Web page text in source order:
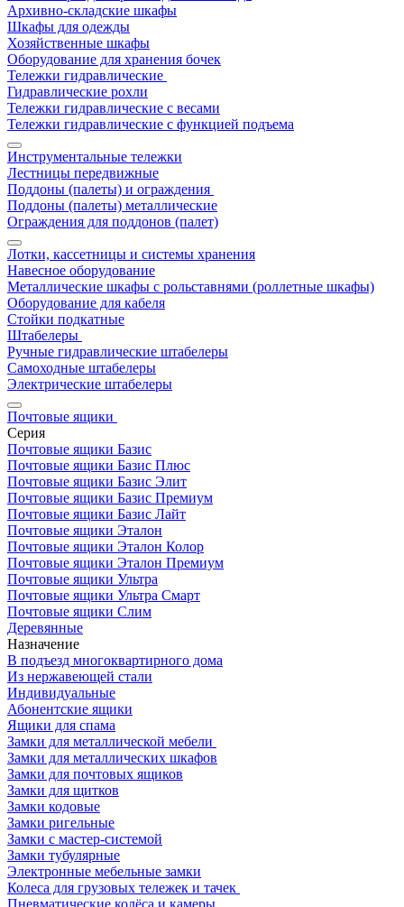
Архивно-складские шкафы
Шкафы для одежды
Хозяйственные шкафы
Оборудование для хранения бочек
Тележки гидравлические
Гидравлические рохли
Тележки гидравлические с весами
Тележки гидравлические с функцией подъема
Инструментальные тележки
Лестницы передвижные
Поддоны (палеты) и ограждения
Поддоны (палеты) металлические
Ограждения для поддонов (палет)
Лотки, кассетницы и системы хранения
Навесное оборудование
Металлические шкафы с рольставнями (роллетные шкафы)
Оборудование для кабеля
Стойки подкатные
Штабелеры
Ручные гидравлические штабелеры
Самоходные штабелеры
Электрические штабелеры
Почтовые ящики
Серия
Почтовые ящики Базис
Почтовые ящики Базис Плюс
Почтовые ящики Базис Элит
Почтовые ящики Базис Премиум
Почтовые ящики Базис Лайт
Почтовые ящики Эталон
Почтовые ящики Эталон Колор
Почтовые ящики Эталон Премиум
Почтовые ящики Ультра
Почтовые ящики Ультра Смарт
Почтовые ящики Слим
Деревянные
Назначение
В подъезд многоквартирного дома
Из нержавеющей стали
Индивидуальные
Абонентские ящики
Ящики для спама
Замки для металлической мебели
Замки для металлических шкафов
Замки для почтовых ящиков
Замки для щитков
Замки кодовые
Замки ригельные
Замки с мастер-системой
Замки тубулярные
Электронные мебельные замки
Колеса для грузовых тележек и тачек
Пневматические колёса и камеры